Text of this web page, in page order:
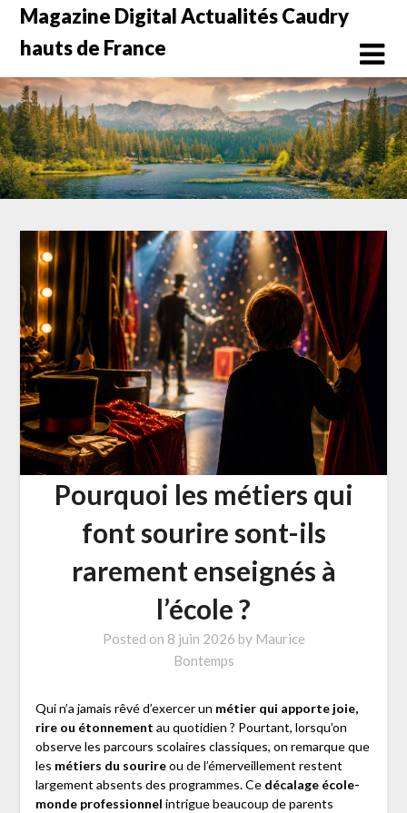
Skip
content
Magazine Digital Actualités Caudry
hauts de France
Pourquoi les métiers qui
font sourire sont-ils
rarement enseignés à
l’école ?
Posted on 8 juin 2026 by Maurice
Bontemps
Qui n’a jamais rêvé d’exercer un métier qui apporte joie,
rire ou étonnement au quotidien ? Pourtant, lorsqu’on
observe les parcours scolaires classiques, on remarque que
les métiers du sourireou de l’émerveillement restent
largement absents des programmes. Ce décalage école-
monde professionnel intrigue beaucoup de parents